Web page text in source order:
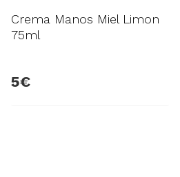
Crema Manos Miel Limon
75ml
5